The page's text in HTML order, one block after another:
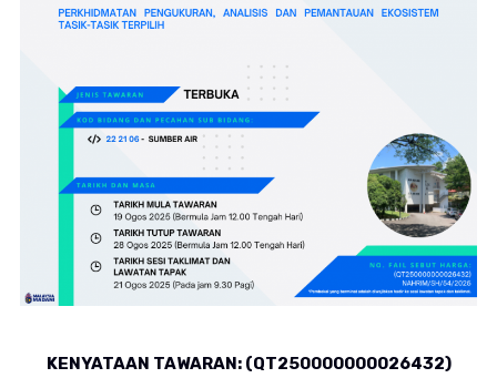
KENYATAAN TAWARAN: (QT250000000026432)